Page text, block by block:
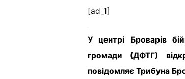
[ad_1]
У центрі Броварів
громади (ДФТГ)
повідомляє Трибуна